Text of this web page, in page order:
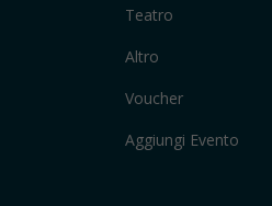
Teatro
Altro
Voucher
Aggiungi Evento